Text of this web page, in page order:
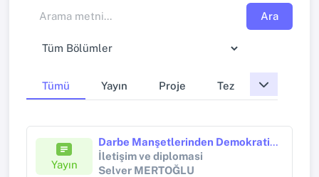
Ara
Tümü Yayın Proje Tez
Yayın
Darbe Manşetlerinden Demokratik Direniş Anlatısına: 15 Temmuz Darbe Girişimi’nin Ulusal Basında Temsili ve Karşılaştırmalı Analizi
İletişim ve diplomasi
Selver MERTOĞLU